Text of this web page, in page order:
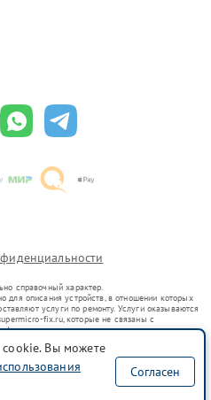
справочный характер.
для описания устройств, в отношении которых
услуги по ремонту. Услуги оказываются
fix.ru, которые не связаны с
представителями.
в гражданский оборот в соответствии
цели индивидуализации услуг или введения
о предоставляемых услугах по
публичной офертой, определяемой
cookie. Вы можете
Согласен